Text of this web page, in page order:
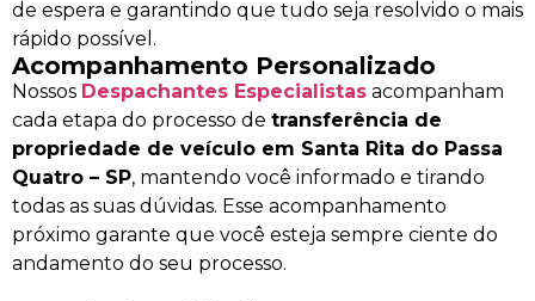
de espera e garantindo que tudo seja resolvido o mais
rápido possível.
Acompanhamento Personalizado
Nossos Despachantes Especialistas acompanham
cada etapa do processo de transferência de
propriedade de veículo em Santa Rita do Passa
Quatro – SP, mantendo você informado e tirando
todas as suas dúvidas. Esse acompanhamento
próximo garante que você esteja sempre ciente do
andamento do seu processo.